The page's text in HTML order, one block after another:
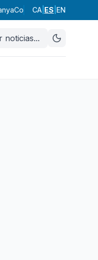
Conca de Barberà
CA ES EN
noticias...